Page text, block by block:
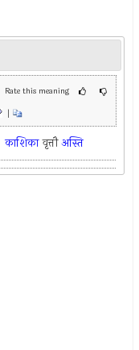
Rate this meaning
|
काशिकावृत्तौअस्ति